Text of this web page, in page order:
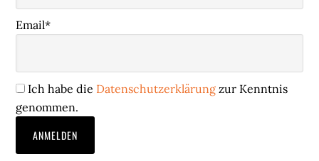
Email*
Ich habe die Datenschutzerklärung zur Kenntnis
genommen.